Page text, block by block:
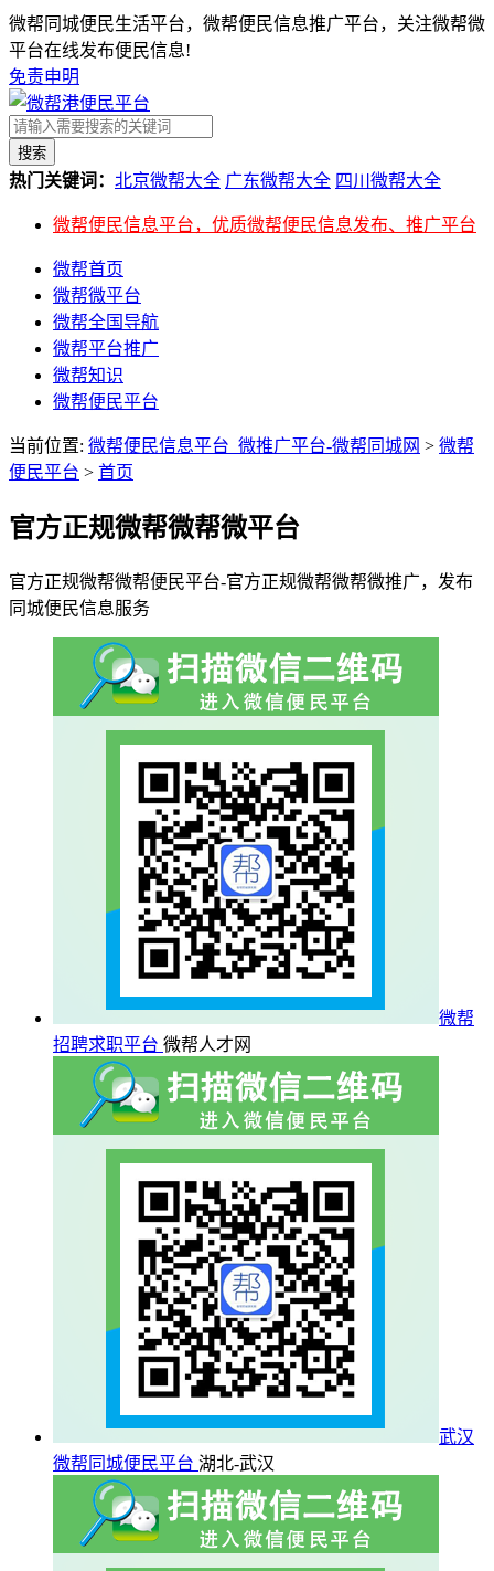
微帮同城便民生活平台，微帮便民信息推广平台，关注微帮微
平台在线发布便民信息!
免责申明
搜索
热门关键词： 北京微帮大全 广东微帮大全 四川微帮大全
微帮便民信息平台，优质微帮便民信息发布、推广平台
微帮首页
微帮微平台
微帮全国导航
微帮平台推广
微帮知识
微帮便民平台
当前位置: 微帮便民信息平台_微推广平台-微帮同城网 > 微帮
便民平台 > 首页
官方正规微帮微帮微平台
官方正规微帮微帮便民平台-官方正规微帮微帮微推广，发布
同城便民信息服务
微帮
招聘求职平台 微帮人才网
武汉
微帮同城便民平台 湖北-武汉